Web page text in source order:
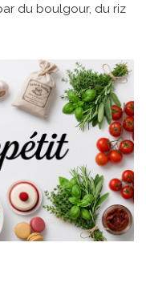
du boulgour, du riz